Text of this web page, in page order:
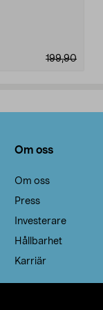
199,90
Om oss
Om oss
Press
Investerare
Hållbarhet
Karriär